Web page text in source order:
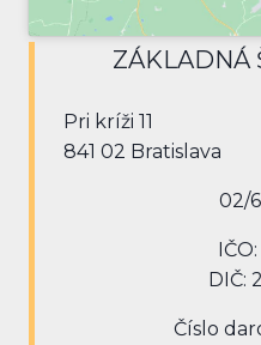
ZÁKLADNÁ
Pri kríži 11
841 02 Bratislava
02/
DIČ:
Číslo